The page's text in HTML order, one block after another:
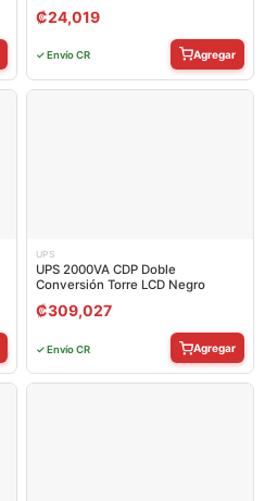
₡24,019
✓ Envío CR Agregar
UPS
UPS 2000VA CDP Doble
Conversión Torre LCD Negro
₡309,027
✓ Envío CR Agregar